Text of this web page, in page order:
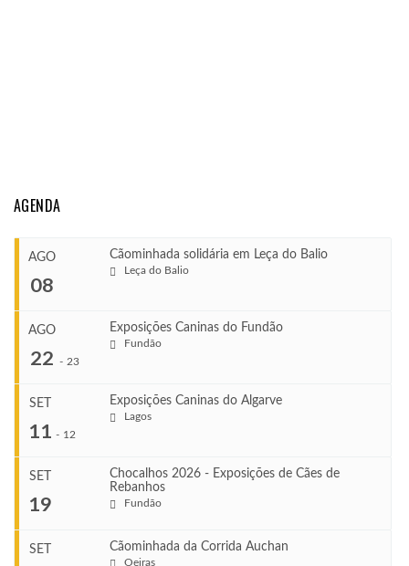
AGENDA
AGO
08
Cãominhada solidária em Leça do Balio
Leça do Balio
COMEÇA
Ago 8, 2026
TERMINA
Ago 8, 2026
Leça do Balio
AGO
22 - 23
Exposições Caninas do Fundão
Fundão
Ago 22, 2026
Ago 23, 2026
SET
11 - 12
Exposições Caninas do Algarve
Lagos
SET
19
Chocalhos 2026 - Exposições de Cães de
Rebanhos
Fundão
SET Cãominhada da Corrida Auchan
Oeiras